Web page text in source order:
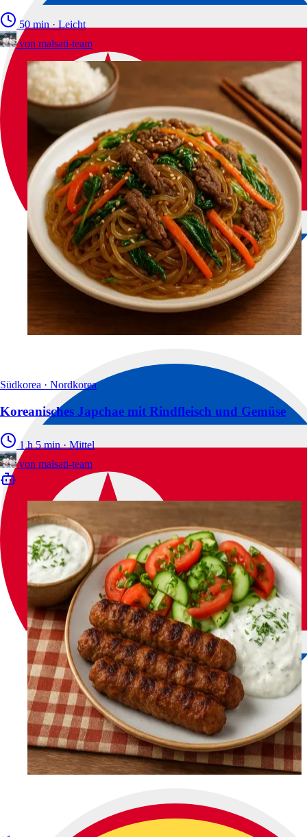
50 min · Leicht
von malsati-team
Südkorea · Nordkorea
Koreanisches Japchae mit Rindfleisch und Gemüse
1 h 5 min ·Mittel
von malsati-team